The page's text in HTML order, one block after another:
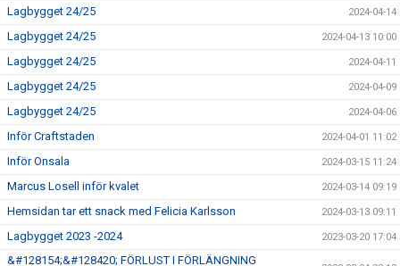
Lagbygget 24/25 2024-04-14
Lagbygget 24/25 2024-04-13 10:00
Lagbygget 24/25 2024-04-11
Lagbygget 24/25 2024-04-09
Lagbygget 24/25 2024-04-06
Inför Craftstaden 2024-04-01 11:02
Inför Onsala 2024-03-15 11:24
Marcus Losell inför kvalet 2024-03-14 09:19
Hemsidan tar ett snack med Felicia Karlsson 2024-03-13 09:11
Lagbygget 2023 -2024 2023-03-20 17:04
&#128154;&#128420; FÖRLUST I FÖRLÄNGNING